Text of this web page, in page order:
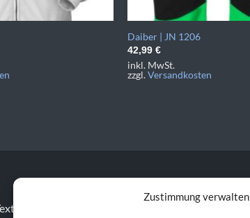
Zustimmung verwalten
Daiber | JN 1206
42,99 €
inkl. MwSt.
zzgl.Versandkosten
oder personalisierte